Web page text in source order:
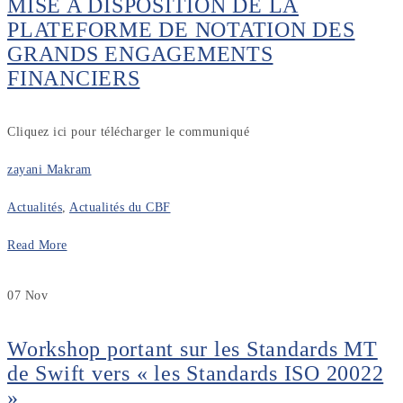
MISE A DISPOSITION DE LA
PLATEFORME DE NOTATION DES
GRANDS ENGAGEMENTS
FINANCIERS
Cliquez ici pour télécharger le communiqué
zayani Makram
Actualités, Actualités du CBF
Read More
07 Nov
Workshop portant sur les Standards MT
de Swift vers « les Standards ISO 20022
»